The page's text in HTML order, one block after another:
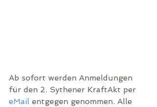
Ab sofort werden Anmeldungen
für den 2. Sythener KraftAkt per
eMail entgegen genommen. Alle